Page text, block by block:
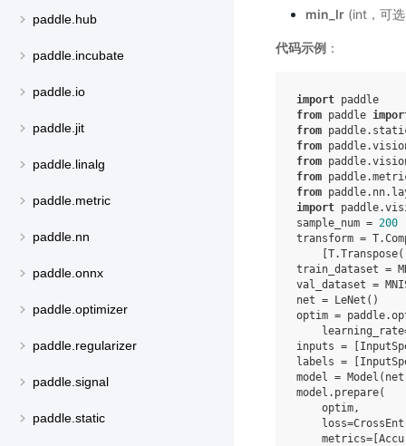
paddle.hub
paddle.incubate
paddle.io
paddle.jit
paddle.linalg
paddle.metric
paddle.nn
paddle.onnx
paddle.optimizer
paddle.regularizer
paddle.signal
paddle.static
min_lr(int，可选
代码示例 ：
import paddle
from paddle
from
from
from
from
from
import
sample_num = 200
transform = T.
T.Transpose
train_dataset =
val_dataset =
net = LeNet ()
optim = paddle.
learning_rate
inputs =
labels =
model = Model ( net
model . prepare(
optim,
loss=
metrics=